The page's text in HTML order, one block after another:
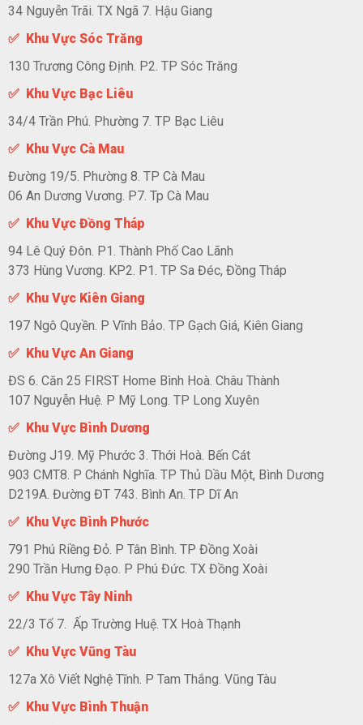
34 Nguyễn Trãi. TX Ngã 7. Hậu Giang
✅ Khu Vực Sóc Trăng
130 Trương Công Định. P2. TP Sóc Trăng
✅ Khu Vực Bạc Liêu
34/4 Trần Phú. Phường 7. TP Bạc Liêu
✅ Khu Vực Cà Mau
Đường 19/5. Phường 8. TP Cà Mau
06 An Dương Vương. P7. Tp Cà Mau
✅ Khu Vực Đồng Tháp
94 Lê Quý Đôn. P1. Thành Phố Cao Lãnh
373 Hùng Vương. KP2. P1. TP Sa Đéc, Đồng Tháp
✅ Khu Vực Kiên Giang
197 Ngô Quyền. P Vĩnh Bảo. TP Gạch Giá, Kiên Giang
✅ Khu Vực An Giang
ĐS 6. Căn 25 FIRST Home Bình Hoà. Châu Thành
107 Nguyễn Huệ. P Mỹ Long. TP Long Xuyên
✅ Khu Vực Bình Dương
Đường J19. Mỹ Phước 3. Thới Hoà. Bến Cát
903 CMT8. P Chánh Nghĩa. TP Thủ Dầu Một, Bình Dương
D219A. Đường ĐT 743. Bình An. TP Dĩ An
✅ Khu Vực Bình Phước
791 Phú Riềng Đỏ. P Tân Bình. TP Đồng Xoài
290 Trần Hưng Đạo. P Phú Đức. TX Đồng Xoài
✅ Khu Vực Tây Ninh
22/3 Tổ 7. Ấp Trường Huệ. TX Hoà Thạnh
✅ Khu Vực Vũng Tàu
127a Xô Viết Nghệ Tĩnh. P Tam Thắng. Vũng Tàu
✅ Khu Vực Bình Thuận